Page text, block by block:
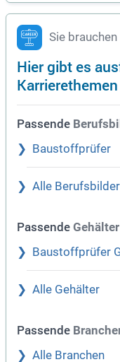
Sie
Hier gibt es
Karrierethemen
Passende
Baustoffprüfer
Alle Berufsbilder
Passende Gehälter
Baustoffprüfer
Alle Gehälter
Passende
Alle Branchen